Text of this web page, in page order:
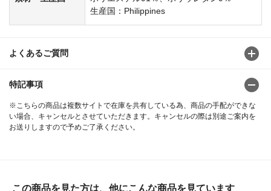
生産国：Philippines
よくあるご質問
特記事項
※こちらの商品は複数サイトで在庫を共有している為、商品の手配ができな
い場合、キャンセルとさせていただきます。キャンセルの際は別途ご案内を
お送りしますので予めご了承ください。
この商品を見た方は、他にこんな商品を見ています